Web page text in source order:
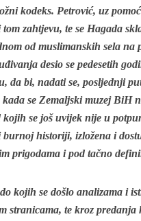
kodeks. Petrović, uz
zahtjevu, te se Hagada
od muslimanskih sela
desio se pedesetih
da bi, nadati se, posljednji
se Zemaljski muzej BiH
se još uvijek nije u
burnoj historiji, izložena i
prigodama i pod tačno
kojih se došlo analizama i
stranicama, te kroz predanja